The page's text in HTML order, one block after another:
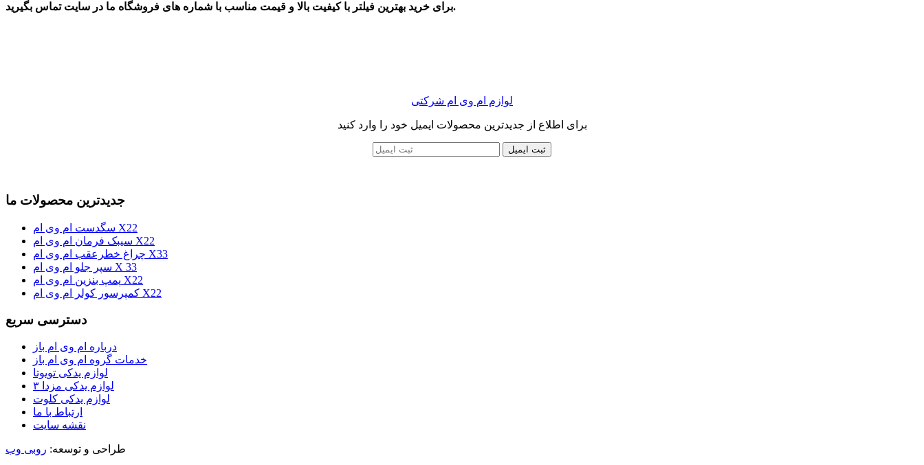
برای خرید بهترین فیلتر با کیفیت بالا و قیمت مناسب با شماره های فرو شگاه ما در سایت تماس بگیرید.
لوازم ام وی ام شرکتی
برای اطلاع از جدیدترین محصولات ایمیل خود را وارد کنید
ثبت ایمیل
جدیدترین محصولات ما
سگدست ام وی ام X22
سیبک فرمان ام وی ام X22
چراغ خطرعقب ام وی ام X33
سپر جلو ام وی ام X 33
پمپ بنزین ام وی ام X22
کمپرسور کولر ام وی ام X22
دسترسی سریع
درباره ام وی ام باز
خدمات گروه ام وی ام باز
لوازم یدکی تویوتا
لوازم یدکی مزدا ۳
لوازم یدکی کلوت
ارتباط با ما
نقشه سایت
طراحی و توسعه: روبی وب